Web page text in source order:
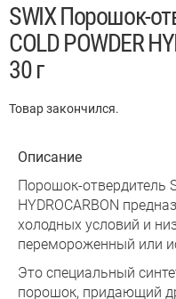
SWIX Порошок-
COLD POWDER
30 г
Товар закончился.
Описание
Порошок-отвердитель
HYDROCARBON
холодных условий и
перемороженный или
Это специальный
порошок, придающий